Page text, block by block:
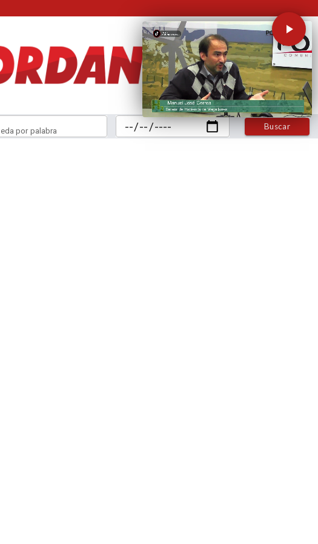
Buscar
por palabra